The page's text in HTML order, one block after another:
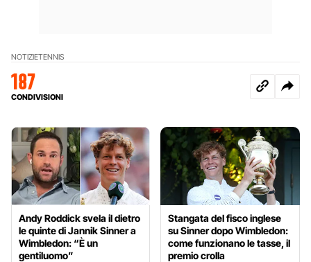
NOTIZIETENNIS
187
CONDIVISIONI
Andy Roddick svela il dietro
le quinte di Jannik Sinner a
Wimbledon: “È un
gentiluomo”
Stangata del fisco inglese
su Sinner dopo Wimbledon:
come funzionano le tasse, il
premio crolla